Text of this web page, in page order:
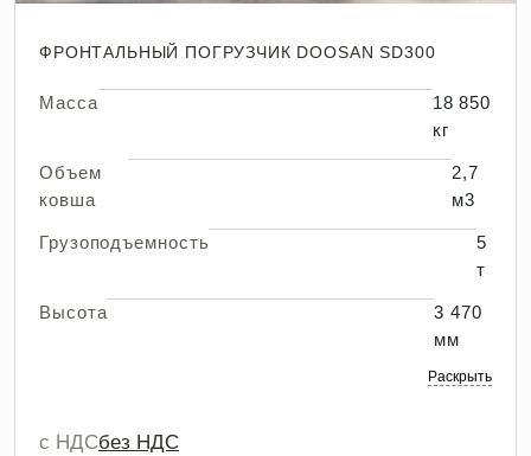
ФРОНТАЛЬНЫЙ ПОГРУЗЧИК DOOSAN SD300
Масса
18 850
кг
Объем
ковша
2,7
м3
Грузоподъемность
5
т
Высота
3 470
мм
Раскрыть
с НДСбез НДС